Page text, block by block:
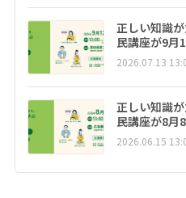
正しい知識
民講座が9月
2026.07.13
正しい知識
民講座が8月
2026.06.15